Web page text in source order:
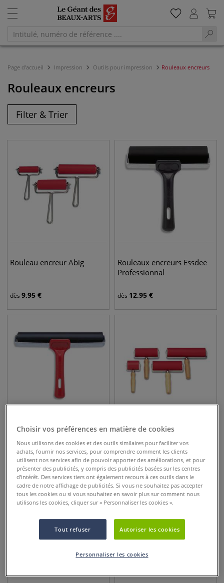
Page d'accueil Impression Outils pour impression Rouleaux encreurs
Rouleaux encreurs
Filter & Trier
Rouleau encreur Abig
dès 9,95 €
Rouleaux encreurs Essdee
Professionnal
dès 12,95 €
Standard
dès 8,45€ dès41,95€
Choisir vos préférences en matière de cookies
Nous utilisons des cookies et des outils similaires pour faciliter vos
achats, fournir nos services, pour comprendre comment les clients
utilisent nos services afin de pouvoir apporter des améliorations, et pour
présenter des publicités, y compris des publicités basées sur les centres
d’intérêt. Des services tiers ont également recours à ces outils dans le
cadre de notre affichage de publicités. Si vous ne souhaitez pas accepter
tous les cookies ou si vous souhaitez en savoir plus sur comment nous
utilisons les cookies, cliquer sur « Personnaliser les cookies ».
Tout refuser Autoriser les cookies
Personnaliser les cookies